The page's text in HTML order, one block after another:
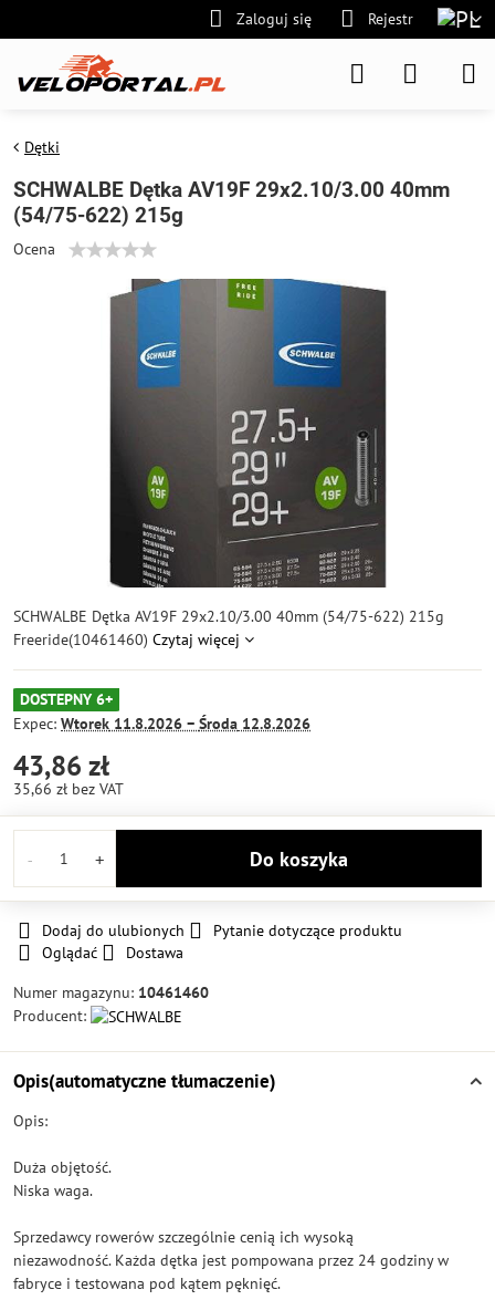
Zaloguj się Rejestr
Dętki
SCHWALBE Dętka AV19F 29x2.10/3.00 40mm
(54/75-622) 215g
Ocena
SCHWALBE Dętka AV19F 29x2.10/3.00 40mm (54/75-622) 215g
Freeride(10461460) Czytaj więcej
DOSTEPNY 6+
Expec: Wtorek 11.8.2026 − Środa 12.8.2026
43,86 zł
35,66 zł bez VAT
Do koszyka
Dodaj do ulubionych
Pytanie dotyczące produktu
Oglądać
Dostawa
Numer magazynu: 10461460
Producent:
Opis(automatyczne tłumaczenie)
Opis:
Duża objętość.
Niska waga.
Sprzedawcy rowerów szczególnie cenią ich wysoką
niezawodność. Każda dętka jest pompowana przez 24 godziny w
fabryce i testowana pod kątem pęknięć.